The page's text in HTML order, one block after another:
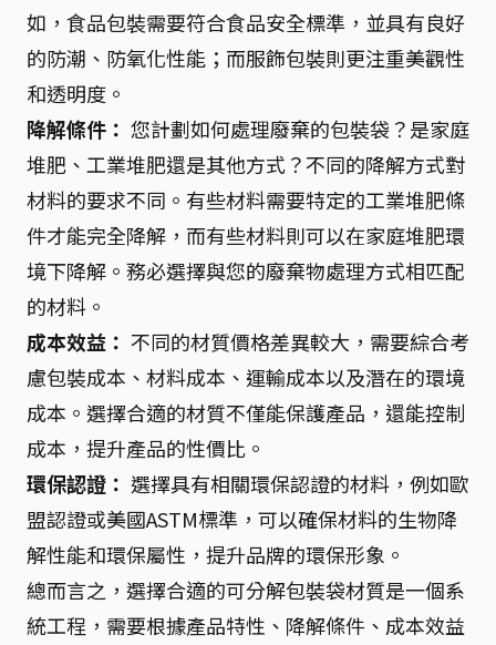
如，食品包裝需要符合食品安全標準，並具有良好
的防潮、防氧化性能；而服飾包裝則更注重美觀性
和透明度。
降解條件： 您計劃如何處理廢棄的包裝袋？是家庭
堆肥、工業堆肥還是其他方式？不同的降解方式對
材料的要求不同。有些材料需要特定的工業堆肥條
件才能完全降解，而有些材料則可以在家庭堆肥環
境下降解。務必選擇與您的廢棄物處理方式相匹配
的材料。
成本效益： 不同的材質價格差異較大，需要綜合考
慮包裝成本、材料成本、運輸成本以及潛在的環境
成本。選擇合適的材質不僅能保護產品，還能控制
成本，提升產品的性價比。
環保認證： 選擇具有相關環保認證的材料，例如歐
盟認證或美國ASTM標準，可以確保材料的生物降
解性能和環保屬性，提升品牌的環保形象。
總而言之，選擇合適的可分解包裝袋材質是一個系
統工程，需要根據產品特性、降解條件、成本效益